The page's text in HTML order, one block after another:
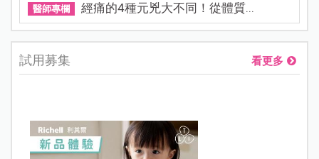
醫師專欄 經痛的4種元兇大不同！從體質...
試用募集 看更多